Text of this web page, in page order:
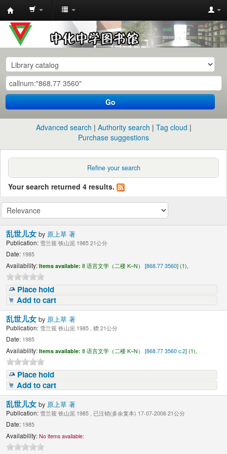
中
化
中
学
图
书
馆
目
Go
Advanced search Authority search
Tag cloud
Purchase suggestions
Refine your search
Your search returned 4 results.
乱世儿女by 原上草 著
Publication: 雪兰莪 铁山泥 1985 21公分
Date: 1985
Availability: Items available: 8 语言文学（二楼 K~N） [868.77 3560] (1),
Place hold
Add to cart
乱世儿女by 原上草 著
Publication: 雪兰莪 铁山泥 1985 , 赠 21公分
Date: 1985
Availability: Items available: 8 语言文学（二楼 K~N） [868.77 3560 c.2] (1),
Place hold
Add to cart
乱世儿女by 原上草 著
Publication: 雪兰莪 铁山泥 1985 , 已注销(多余复本) 17-07-2006 21公分
Date: 1985
Availability: No items available: